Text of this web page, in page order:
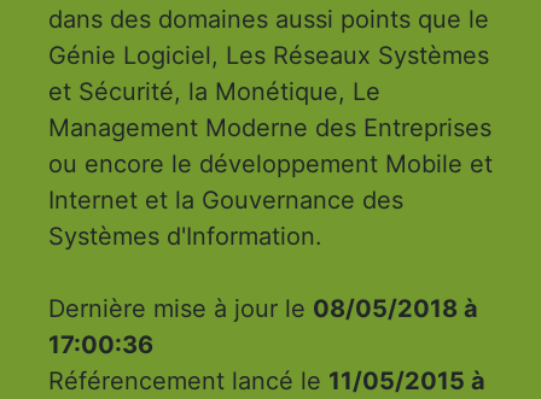
dans des domaines aussi points que le
Génie Logiciel, Les Réseaux Systèmes
et Sécurité, la Monétique, Le
Management Moderne des Entreprises
ou encore le développement Mobile et
Internet et la Gouvernance des
Systèmes d'Information.
Dernière mise à jour le 08/05/2018 à
17:00:36
Référencement lancé le 11/05/2015 à